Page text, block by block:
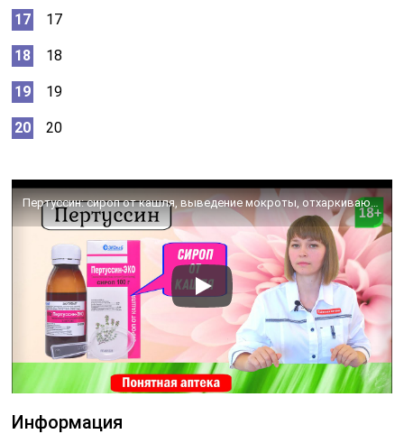
17
18
19
20
Пертуссин: сироп от кашля, выведение мокроты, отхаркивающее средство
Информация